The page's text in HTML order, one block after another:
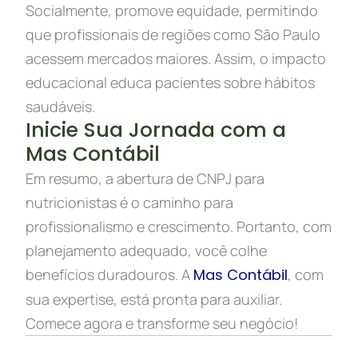
Socialmente, promove equidade, permitindo
que profissionais de regiões como São Paulo
acessem mercados maiores. Assim, o impacto
educacional educa pacientes sobre hábitos
saudáveis.
Inicie Sua Jornada com a
Mas Contábil
Em resumo, a abertura de CNPJ para
nutricionistas é o caminho para
profissionalismo e crescimento. Portanto, com
planejamento adequado, você colhe
benefícios duradouros. A Mas Contábil, com
sua expertise, está pronta para auxiliar.
Comece agora e transforme seu negócio!